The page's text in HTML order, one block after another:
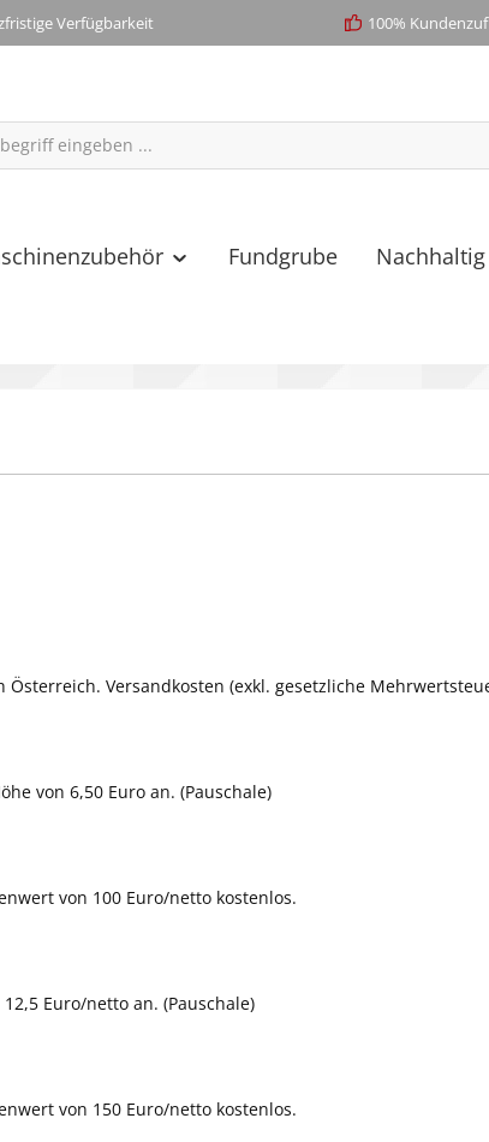
Verfügbarkeit 100%
Fundgrube
Versandkosten (exkl. gesetzliche
von 6,50 Euro an. (Pauschale)
von 100 Euro/netto kostenlos.
Euro/netto an. (Pauschale)
von 150 Euro/netto kostenlos.